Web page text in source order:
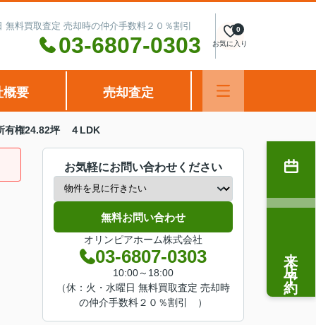
料買取査定 売却時の仲介手数料２０％割引
03-6807-0303 お気に入り
0
概要 売却査定
権24.82坪 ４LDK
お気軽にお問い合わせください
無料お問い合わせ
オリンピアホーム株式会社
03-6807-0303
10:00～18:00
（休：火・水曜日 無料買取査定 売却時
の仲介手数料２０％割引 ）
来店予約